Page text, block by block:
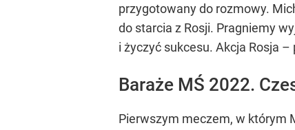
przygotowany do rozmowy.
do starcia z Rosji. Pragniemy
i życzyć sukcesu. Akcja Rosja –
Baraże MŚ 2022.
Pierwszym meczem, w którym